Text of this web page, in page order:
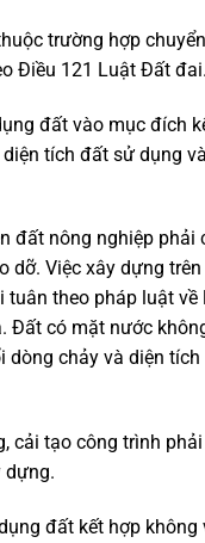
trường hợp
Điều 121 Luật Đất đai.
đất vào mục đích
diện tích đất sử dụng
đất nông nghiệp phải
dỡ. Việc xây dựng
tuân theo pháp luật về
Đất có mặt nước
dòng chảy và diện
cải tạo công trình
dựng.
đất kết hợp không